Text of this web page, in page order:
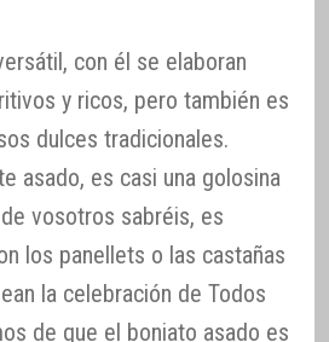
con él se elaboran
y ricos, pero también es
dulces tradicionales.
asado, es casi una golosina
vosotros sabréis, es
los panellets o las castañas
la celebración de Todos
de que el boniato asado es